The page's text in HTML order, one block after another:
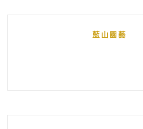
藍山園藝